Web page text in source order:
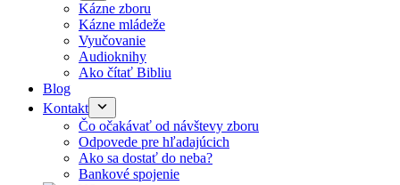
Kázne zboru
Kázne mládeže
Vyučovanie
Audioknihy
Ako čítať Bibliu
Blog
Kontakt
Čo očakávať od návštevy zboru
Odpovede pre hľadajúcich
Ako sa dostať do neba?
Bankové spojenie